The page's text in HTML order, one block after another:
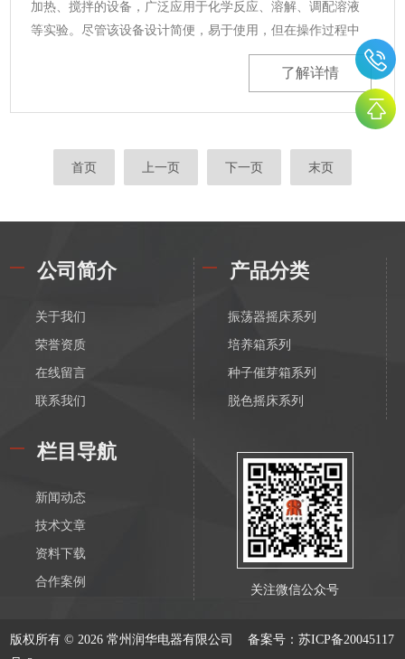
加热、搅拌的设备，广泛应用于化学反应、溶解、调配溶液
等实验。尽管该设备设计简便，易于使用，但在操作过程中
常见一些问题，下面列举了三个常见问题及其解决方法：1.搅
了解详情
首页 上一页 下一页 末页
公司简介
关于我们
荣誉资质
在线留言
联系我们
产品分类
振荡器摇床系列
培养箱系列
种子催芽箱系列
脱色摇床系列
恒温磁力搅拌器系列
电动搅拌器系列
离心机系列
水浴锅系列
油浴锅系列
恒温水箱系列
栏目导航
新闻动态
技术文章
资料下载
合作案例
关注微信公众号
版权所有 © 2026 常州润华电器有限公司备案号：苏ICP备20045117